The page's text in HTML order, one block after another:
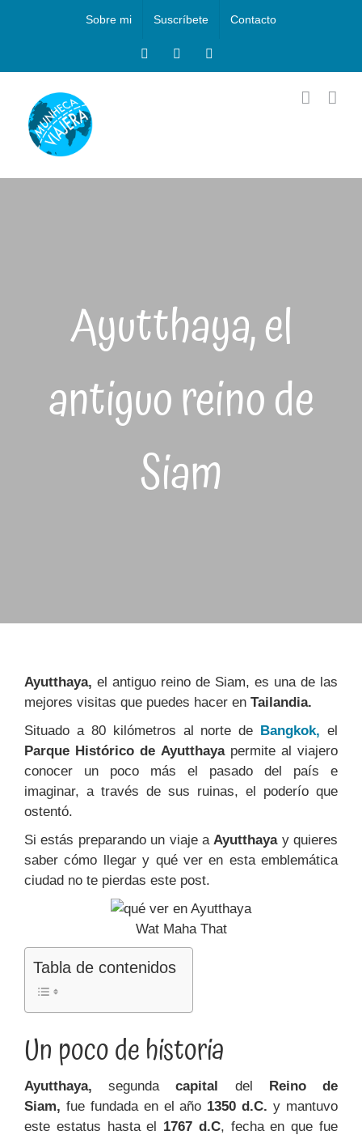
Sobre mi Suscríbete Contacto
FacebookInstagram
Ayutthaya, el
antiguo reino de
Siam
Ayutthaya, el antiguo reino de Siam, es una de las
mejores visitas que puedes hacer en Tailandia.
Situado a 80 kilómetros al norte de Bangkok, el
Parque Histórico de Ayutthayapermite al viajero
conocer un poco más el pasado del país e
imaginar, a través de sus ruinas, el poderío que
ostentó.
Si estás preparando un viaje aAyutthayay quieres
saber cómo llegar y qué ver en esta emblemática
ciudad no te pierdas este post.
Wat Maha That
Tabla de contenidos
Un poco de historia
Ayutthaya,segundacapital del Reino de
Siam, fue fundada en el año 1350 d.C. y mantuvo
este estatus hasta el 1767 d.C, fecha en que fue